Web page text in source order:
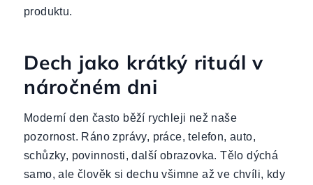
produktu.
Dech jako krátký rituál v
náročném dni
Moderní den často běží rychleji než naše
pozornost. Ráno zprávy, práce, telefon, auto,
schůzky, povinnosti, další obrazovka. Tělo dýchá
samo, ale člověk si dechu všimne až ve chvíli, kdy